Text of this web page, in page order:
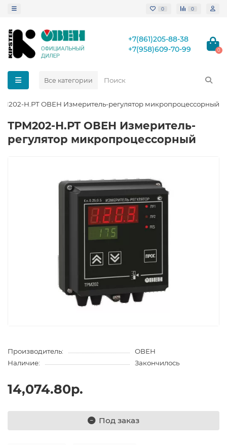
0 0
+7(861)205-88-38
+7(958)609-70-99
0
Все категории
Н.РТ ОВЕН Измеритель-регулятор микропроцессорный
ТРМ202-Н.РТ ОВЕН Измеритель-
регулятор микропроцессорный
Производитель:
ОВЕН
Наличие:
Закончилось
14,074.80р.
Под заказ